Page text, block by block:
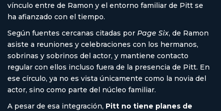
vínculo entre de Ramon y el entorno familiar de Pitt se
ha afianzado con el tiempo.
Según fuentes cercanas citadas por Page Six, de Ramon
asiste a reuniones y celebraciones con los hermanos,
sobrinas y sobrinos del actor, y mantiene contacto
regular con ellos incluso fuera de la presencia de Pitt. En
ese círculo, ya no es vista únicamente como la novia del
actor, sino como parte del núcleo familiar.
A pesar de esa integración, Pitt no tiene planes de